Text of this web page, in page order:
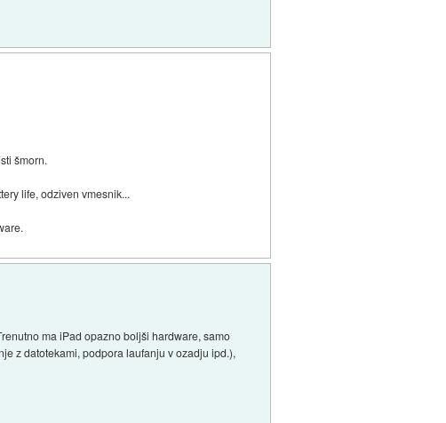
šmorn.
life, odziven vmesnik...
ma iPad opazno boljši hardware, samo
z datotekami, podpora laufanju v ozadju ipd.),